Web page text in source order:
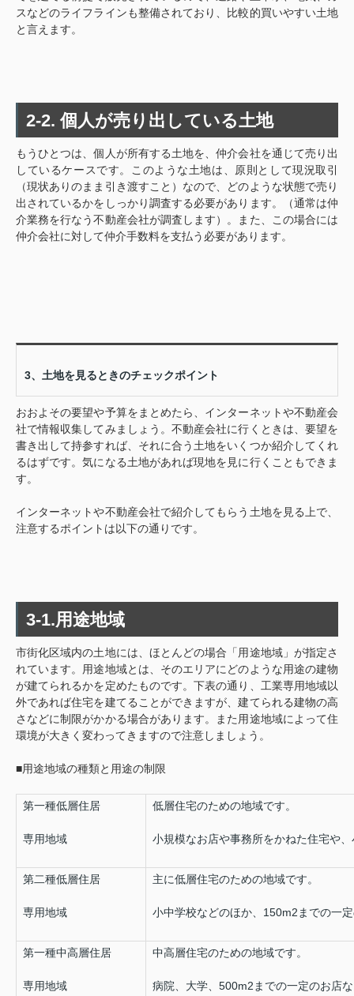
スなどのライフラインも整備されており、比較的買いやすい土地
と言えます。
2-2. 個人が売り出している土地
もうひとつは、個人が所有する土地を、仲介会社を通じて売り出
しているケースです。このような土地は、原則として現況取引
（現状ありのまま引き渡すこと）なので、どのような状態で売り
出されているかをしっかり調査する必要があります。（通常は仲
介業務を行なう不動産会社が調査します）。また、この場合には
仲介会社に対して仲介手数料を支払う必要があります。
3、土地を見るときのチェックポイント
おおよその要望や予算をまとめたら、インターネットや不動産会
社で情報収集してみましょう。不動産会社に行くときは、要望を
書き出して持参すれば、それに合う土地をいくつか紹介してくれ
るはずです。気になる土地があれば現地を見に行くこともできま
す。
インターネットや不動産会社で紹介してもらう土地を見る上で、
注意するポイントは以下の通りです。
3-1.用途地域
市街化区域内の土地には、ほとんどの場合「用途地域」が指定さ
れています。用途地域とは、そのエリアにどのような用途の建物
が建てられるかを定めたものです。下表の通り、工業専用地域以
外であれば住宅を建てることができますが、建てられる建物の高
さなどに制限がかかる場合があります。また用途地域によって住
環境が大きく変わってきますので注意しましょう。
■用途地域の種類と用途の制限
第一種低層住居
専用地域
低層住宅のための地域です。
小規模なお店や事務所をかねた住宅や
第二種低層住居
専用地域
主に低層住宅のための地域です。
小中学校などのほか、150m2までの一
第一種中高層住居
専用地域
中高層住宅のための地域です。
病院、大学、500m2までの一定のお店